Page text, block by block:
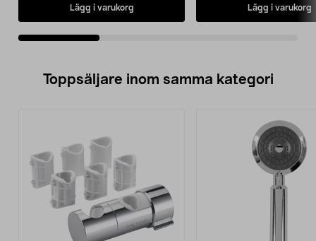
Lägg i varukorg Lägg i varukorg
Toppsäljare inom samma kategori